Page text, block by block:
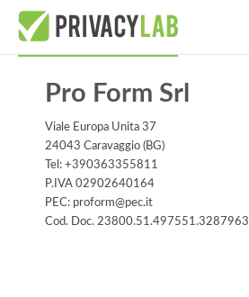
Pro Form Srl
Viale Europa Unita 37
24043 Caravaggio (BG)
Tel: +390363355811
P.IVA 02902640164
PEC: proform@pec.it
Cod. Doc. 23800.51.497551.3287963